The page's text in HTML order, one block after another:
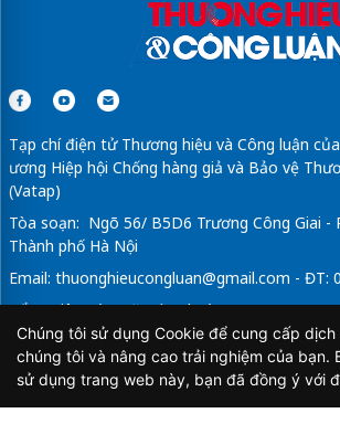
Tạp chí điện tử Thương hiệu và Công luận
ương Hiệp hội Chống hàng giả và Bảo vệ
(Vatap)
Tòa soạn: Ngõ 56/ B5D6 Trương Công Giai -
Thành phố Hà Nội
Email: thuonghieucongluan@gmail.com - ĐT:
Tổng Biên Tập: Vũ Đức Thuận
Giấy phép hoạt động báo chí điện tử số 64/
Thông tin và Truyền thông cấp ngày 21/2/
Chúng tôi sử dụng Cookie để cung cấp dịch
chúng tôi và nâng cao trải nghiệm của bạn.
sử dụng trang web này, bạn đã đồng ý với